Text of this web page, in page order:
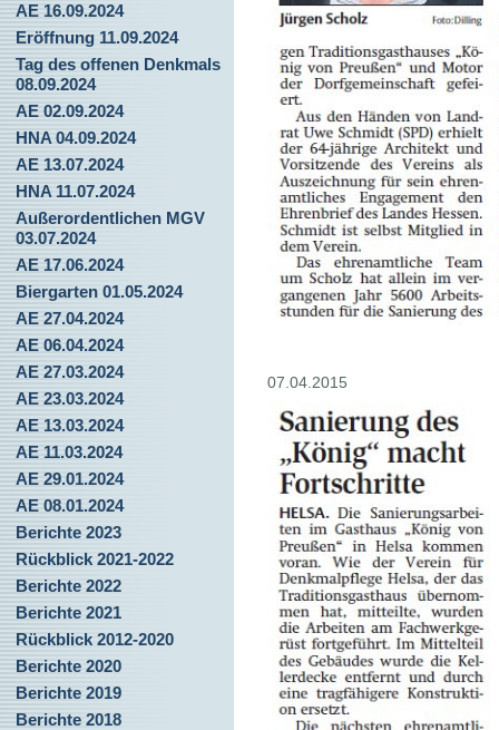
AE 16.09.2024
Eröffnung 11.09.2024
Tag des offenen Denkmals
08.09.2024
AE 02.09.2024
HNA 04.09.2024
AE 13.07.2024
HNA 11.07.2024
Außerordentlichen MGV
03.07.2024
AE 17.06.2024
Biergarten 01.05.2024
AE 27.04.2024
AE 06.04.2024
AE 27.03.2024
AE 23.03.2024
AE 13.03.2024
AE 11.03.2024
AE 29.01.2024
AE 08.01.2024
Berichte 2023
Rückblick 2021-2022
Berichte 2022
Berichte 2021
Rückblick 2012-2020
Berichte 2020
Berichte 2019
Berichte 2018
07.04.2015